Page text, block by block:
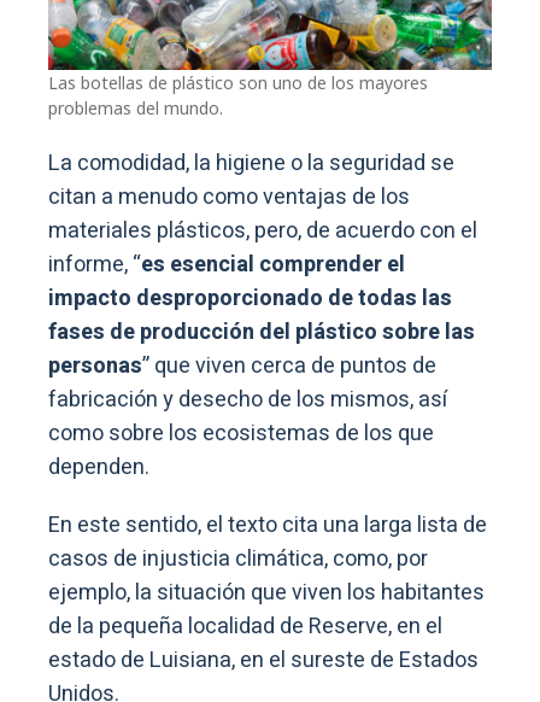
Las botellas de plástico son uno de los mayores
problemas del mundo.
La comodidad, la higiene o la seguridad se
citan a menudo como ventajas de los
materiales plásticos, pero, de acuerdo con el
informe, “es esencial comprender el
impacto desproporcionado de todas las
fases de producción del plástico sobre las
personas” que viven cerca de puntos de
fabricación y desecho de los mismos, así
como sobre los ecosistemas de los que
dependen.
En este sentido, el texto cita una larga lista de
casos de injusticia climática, como, por
ejemplo, la situación que viven los habitantes
de la pequeña localidad de Reserve, en el
estado de Luisiana, en el sureste de Estados
Unidos.